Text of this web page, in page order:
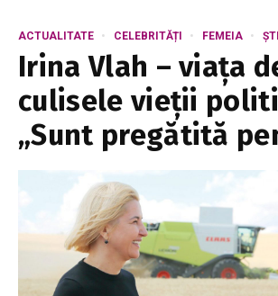
ACTUALITATE CELEBRITĂȚI FEMEIA
Irina Vlah – viața
culisele vieții
„Sunt pregătită